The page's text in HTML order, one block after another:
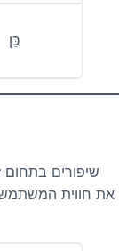
כֵּן
שיפורים בתחום
את חווית המשתמש